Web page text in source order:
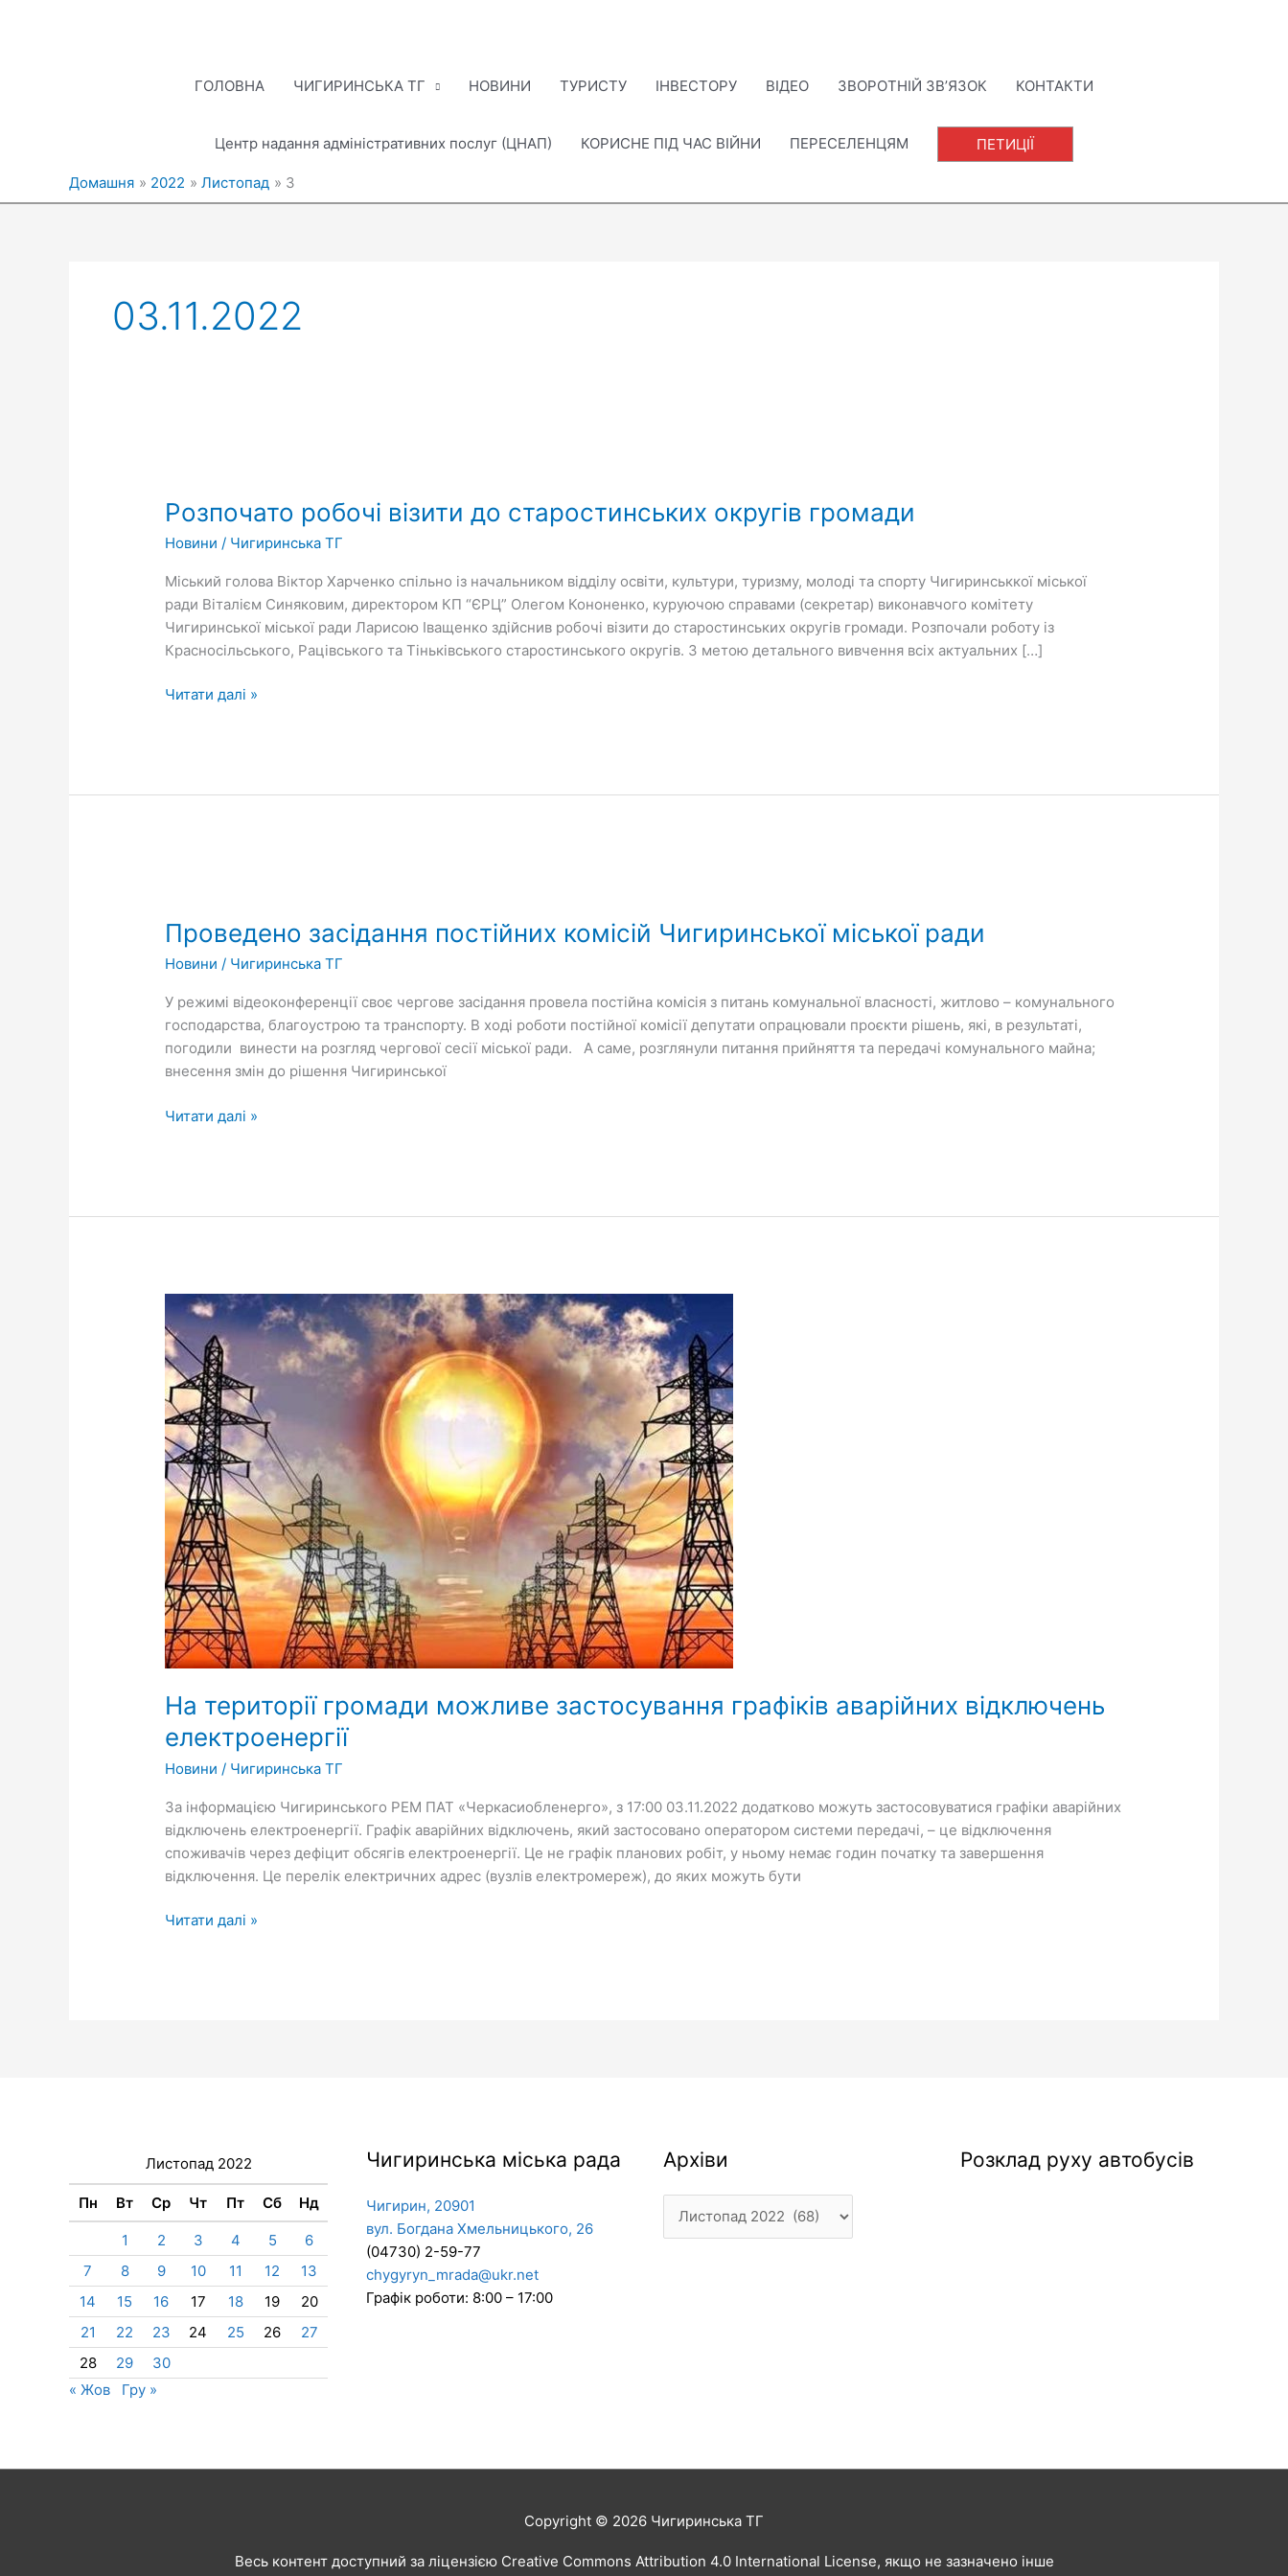
ГОЛОВНА
ЧИГИРИНСЬКА ТГ НОВИНИ ТУРИСТУ ІНВЕСТОРУ ВІДЕО ЗВОРОТНІЙ ЗВ’ЯЗОК КОНТАКТИ
Центр надання адміністративних послуг (ЦНАП) КОРИСНЕ ПІД ЧАС ВІЙНИ ПЕРЕСЕЛЕНЦЯМ ПЕТИЦІЇ
Домашня 2022 Листопад 3
03.11.2022
Розпочато робочі візити до старостинських округів громади
Новини / Чигиринська ТГ
Міський голова Віктор Харченко спільно із начальником відділу освіти, культури, туризму, молоді та спорту Чигиринськкої міської
ради Віталієм Синяковим, директором КП “ЄРЦ” Олегом Кононенко, куруючою справами (секретар) виконавчого комітету
Чигиринської міської ради Ларисою Іващенко здійснив робочі візити до старостинських округів громади. Розпочали роботу із
Красносільського, Рацівського та Тіньківського старостинського округів. З метою детального вивчення всіх актуальних […]
візити
старостинських
округів
громади
Читати далі »
Проведено засідання постійних комісій Чигиринської міської ради
Новини / Чигиринська ТГ
У режимі відеоконференції своє чергове засідання провела постійна комісія з питань комунальної власності, житлово – комунального
господарства, благоустрою та транспорту. В ході роботи постійної комісії депутати опрацювали проєкти рішень, які, в результаті,
погодили винести на розгляд чергової сесії міської ради. А саме, розглянули питання прийняття та передачі комунального майна;
внесення змін до рішення Чигиринської
постійних
комісій
Чигиринської
міської
ради
Читати далі »
На території громади можливе застосування графіків аварійних відключень
електроенергії
Новини / Чигиринська ТГ
За інформацією Чигиринського РЕМ ПАТ «Черкасиобленерго», з 17:00 03.11.2022 додатково можуть застосовуватися графіки аварійних
відключень електроенергії. Графік аварійних відключень, який застосовано оператором системи передачі, – це відключення
споживачів через дефіцит обсягів електроенергії. Це не графік планових робіт, у ньому немає годин початку та завершення
відключення. Це перелік електричних адрес (вузлів електромереж), до яких можуть бути
території
громади
можливе
застосування
графіків
аварійних
відключень
електроенергії
Читати далі »
Листопад 2022
Пн Вт Ср Чт Пт Сб Нд
1 2 3 4 5
6
7
8 9 10 11 12
13
14
15 16 17 18 19
20
21
22 23 24 25 26
27
28
29
30
« Жов
Гру »
Чигиринська міська рада
Чигирин, 20901
вул. Богдана Хмельницького, 26
(04730) 2-59-77
chygyryn_mrada@ukr.net
Графік роботи: 8:00 – 17:00
Архіви
Архіви Розклад руху автобусів
Copyright © 2026 Чигиринська ТГ
Весь контент доступний за ліцензією Creative Commons Attribution 4.0 International License, якщо не зазначено інше